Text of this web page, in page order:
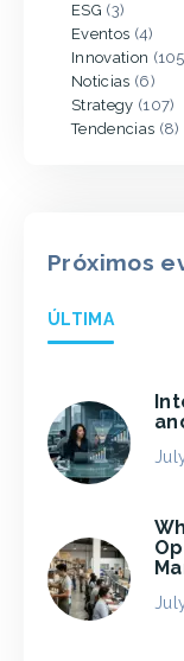
ESG (3)
Eventos (4)
Innovation
Noticias (6)
Strategy (107)
Tendencias (8)
Próximos
ÚLTIMA